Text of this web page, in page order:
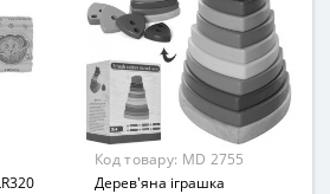
Материал
Код товару: MD 2755
Дерев'яна іграшка